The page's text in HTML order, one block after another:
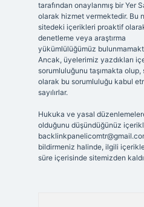
tarafından onaylanmış bir Yer
olarak hizmet vermektedir. Bu
sitedeki içerikleri proaktif
denetleme veya araştırma
yükümlülüğümüz
Ancak, üyelerimiz yazdıkları
sorumluluğunu taşımakta
olarak bu sorumluluğu kabul
sayılırlar.
Hukuka ve yasal
olduğunu düşündüğünüz
bildirmeniz halinde, ilgili
süre içerisinde sitemizden